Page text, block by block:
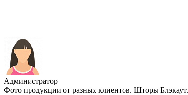
Администратор
Фото продукции от разных клиентов. Шторы Блэкаут.